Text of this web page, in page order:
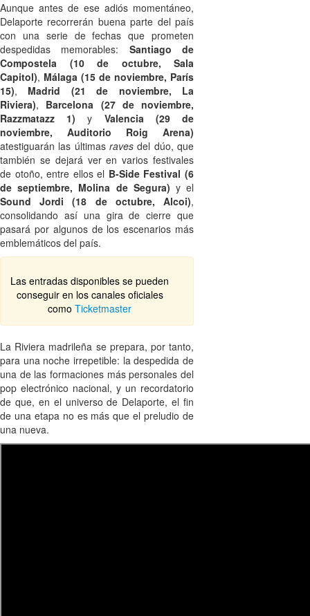
Aunque antes de ese adiós momentáneo,
Delaporte recorrerán buena parte del país
con una serie de fechas que prometen
despedidas memorables: Santiago de
Compostela (10 de octubre, Sala
Capitol), Málaga (15 de noviembre, París
15), Madrid (21 de noviembre, La
Riviera), Barcelona (27 de noviembre,
Razzmatazz 1) y Valencia (29 de
noviembre, Auditorio Roig Arena)
atestiguarán las últimas raves del dúo, que
también se dejará ver en varios festivales
de otoño, entre ellos el B-Side Festival (6
de septiembre, Molina de Segura) y el
Sound Jordi (18 de octubre, Alcoi),
consolidando así una gira de cierre que
pasará por algunos de los escenarios más
emblemáticos del país.
Las entradas disponibles se pueden
conseguir en los canales oficiales
como Ticketmaster
La Riviera madrileña se prepara, por tanto,
para una noche irrepetible: la despedida de
una de las formaciones más personales del
pop electrónico nacional, y un recordatorio
de que, en el universo de Delaporte, el fin
de una etapa no es más que el preludio de
una nueva.